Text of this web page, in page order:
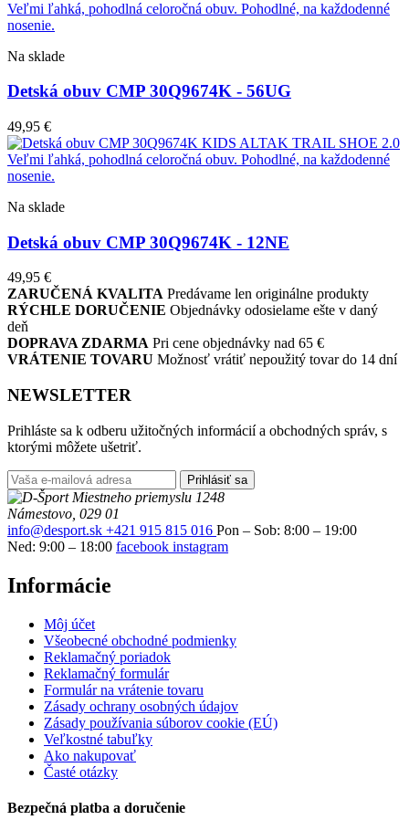
Na sklade
Detská obuv CMP 30Q9674K - 56UG
49,95 €
Na sklade
Detská obuv CMP 30Q9674K - 12NE
49,95 €
ZARUČENÁ KVALITA Predávame len originálne produkty
RÝCHLE DORUČENIE Objednávky odosielame ešte v daný
deň
DOPRAVA ZDARMA Pri cene objednávky nad 65 €
VRÁTENIE TOVARU Možnosť vrátiť nepoužitý tovar do 14 dní
NEWSLETTER
Prihláste sa k odberu užitočných informácií a obchodných správ, s
ktorými môžete ušetriť.
Prihlásiť sa
Miestneho priemyslu 1248
Námestovo, 029 01
info@desport.sk +421 915 815 016 Pon – Sob: 8:00 – 19:00
Ned: 9:00 – 18:00 facebook instagram
Informácie
Môj účet
Všeobecné obchodné podmienky
Reklamačný poriadok
Reklamačný formulár
Formulár na vrátenie tovaru
Zásady ochrany osobných údajov
Zásady používania súborov cookie (EÚ)
Veľkostné tabuľky
Ako nakupovať
Časté otázky
Bezpečná platba a doručenie